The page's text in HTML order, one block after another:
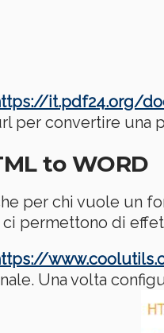
it.pdf24.org/
per convertire una
to WORD
per chi vuole un
permettono di
Una volta